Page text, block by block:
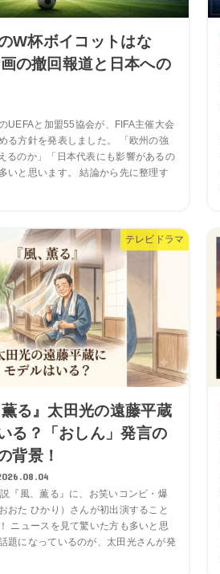
W杯ボイコットはな
の撤回報道と日本への
UEFAと加盟55協会が、FIFA主催大会
る方針を発表しました。 「欧州の強
るのか」「日本代表にも影響があるの
いと思います。 結論から先に整理す
テレビドラマ
薫る』太田光の遠藤平蔵
る？「おしん」発言の
背景！
『風、薫る』に、お笑いコンビ・爆
おた ひかり）さんが初出演すること
ニュースを見て驚いた方も多いと思
題になっているのが、太田光さんが発